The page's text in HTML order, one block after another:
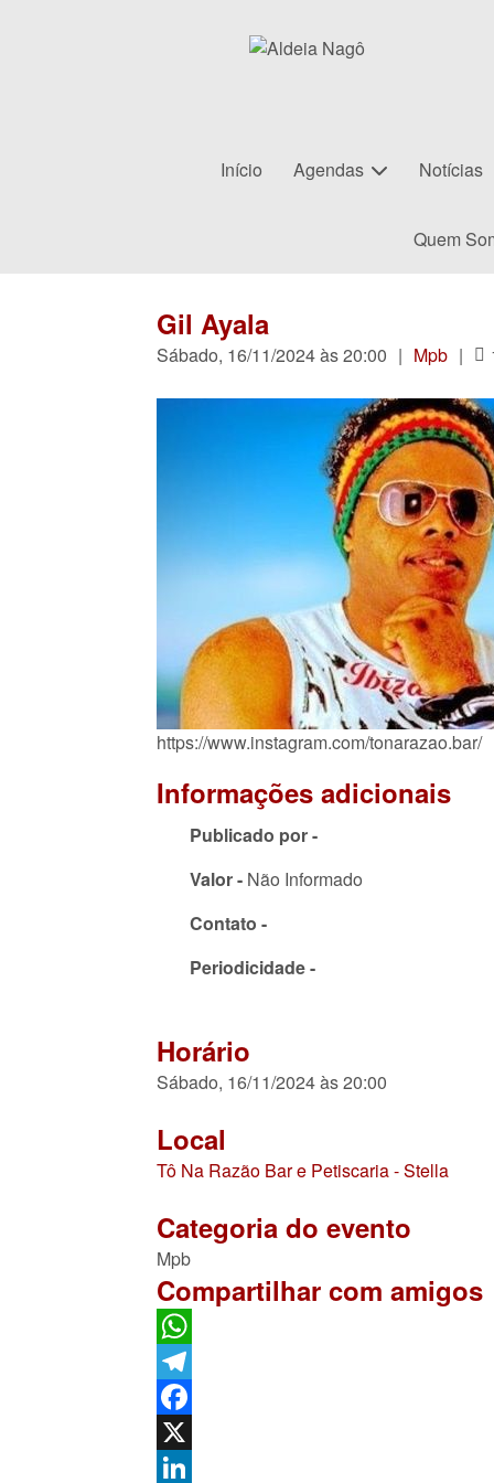
Início Agendas Notícias
Quem
Gil Ayala
Sábado, 16/11/2024 às 20:00 | Mpb |
https://www.instagram.com/tonarazao.bar/
Informações adicionais
Publicado por -
Valor - Não Informado
Contato -
Periodicidade -
Horário
Sábado, 16/11/2024 às 20:00
Local
Tô Na Razão Bar e Petiscaria - Stella
Categoria do evento
Mpb
Compartilhar com amigos
WhatsApp
Telegram
Facebook
X